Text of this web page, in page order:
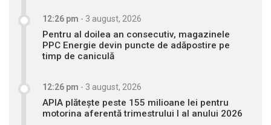
12:26 pm - 3 august, 2026
Pentru al doilea an consecutiv, magazinele
PPC Energie devin puncte de adăpostire pe
timp de caniculă
12:26 pm - 3 august, 2026
APIA plătește peste 155 milioane lei pentru
motorina aferentă trimestrului I al anului 2026